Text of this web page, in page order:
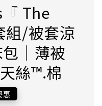
The
組/被套涼
｜薄被
絲™.棉
惠